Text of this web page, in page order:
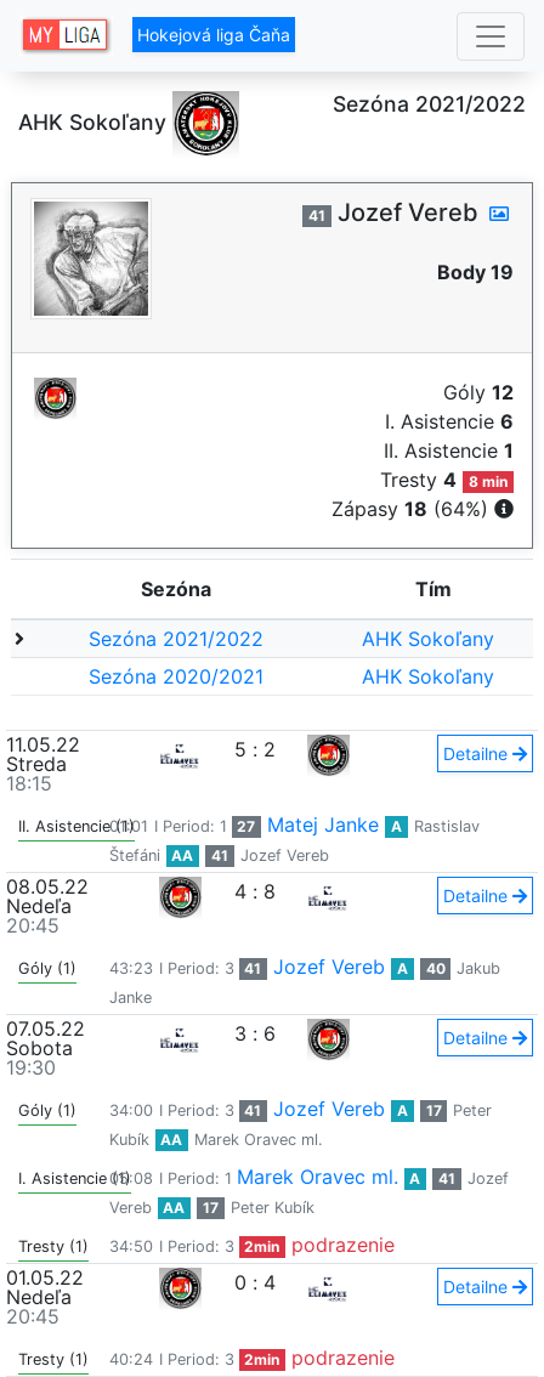
Hokejová liga Čaňa
AHK Sokoľany
Sezóna 2021/2022
41 Jozef Vereb
Body 19
Góly 12
I. Asistencie 6
II. Asistencie 1
Tresty4 8 min
Zápasy 18 (64%)
Sezóna Tím
Sezóna 2021/2022
AHK Sokoľany
Sezóna 2020/2021
AHK Sokoľany
11.05.22
Streda
18:15
5 : 2 Detailne
II. Asistencie (1)
01:01 I Period: 1 27 Matej Janke A
Rastislav
Štefáni
AA 41 Jozef Vereb
08.05.22
Nedeľa
20:45
4 : 8 Detailne
Góly (1) 43:23 I Period: 3 41 Jozef Vereb A 40
Jakub
Janke
07.05.22
Sobota
19:30
3 : 6 Detailne
Góly (1) 34:00 I Period: 3 41 Jozef Vereb A 17
Peter
Kubík
AA Marek Oravec ml.
I. Asistencie (1)05:08 I Period: 1 Marek Oravec ml. A 41
Jozef
Vereb
AA 17 Peter Kubík
Tresty (1) 34:50 I Period: 3 2min
podrazenie
01.05.22
Nedeľa
20:45
0 : 4 Detailne
Tresty (1) 40:24 I Period: 3 2min
podrazenie